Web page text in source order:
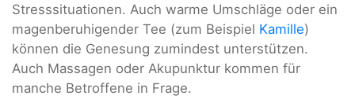
Stresssituationen. Auch warme Umschläge oder ein
magenberuhigender Tee (zum Beispiel Kamille)
können die Genesung zumindest unterstützen.
Auch Massagen oder Akupunktur kommen für
manche Betroffene in Frage.